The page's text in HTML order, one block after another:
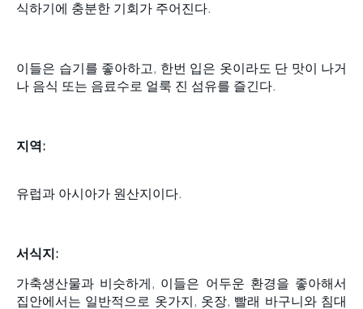
식하기에 충분한 기회가 주어진다.
이들은 습기를 좋아하고, 한번 입은 옷이라도 단 맛이 나거
나 음식 또는 음료수로 얼룩 진 섬유를 즐긴다.
지역:
유럽과 아시아가 원산지이다.
서식지:
가축생산물과 비슷하게, 이들은 어두운 환경을 좋아해서
집안에서는 일반적으로 옷가지, 옷장, 빨래 바구니와 침대